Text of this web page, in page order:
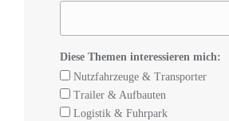
Diese Themen interessieren mich:
Nutzfahrzeuge & Transporter
Trailer & Aufbauten
Logistik & Fuhrpark